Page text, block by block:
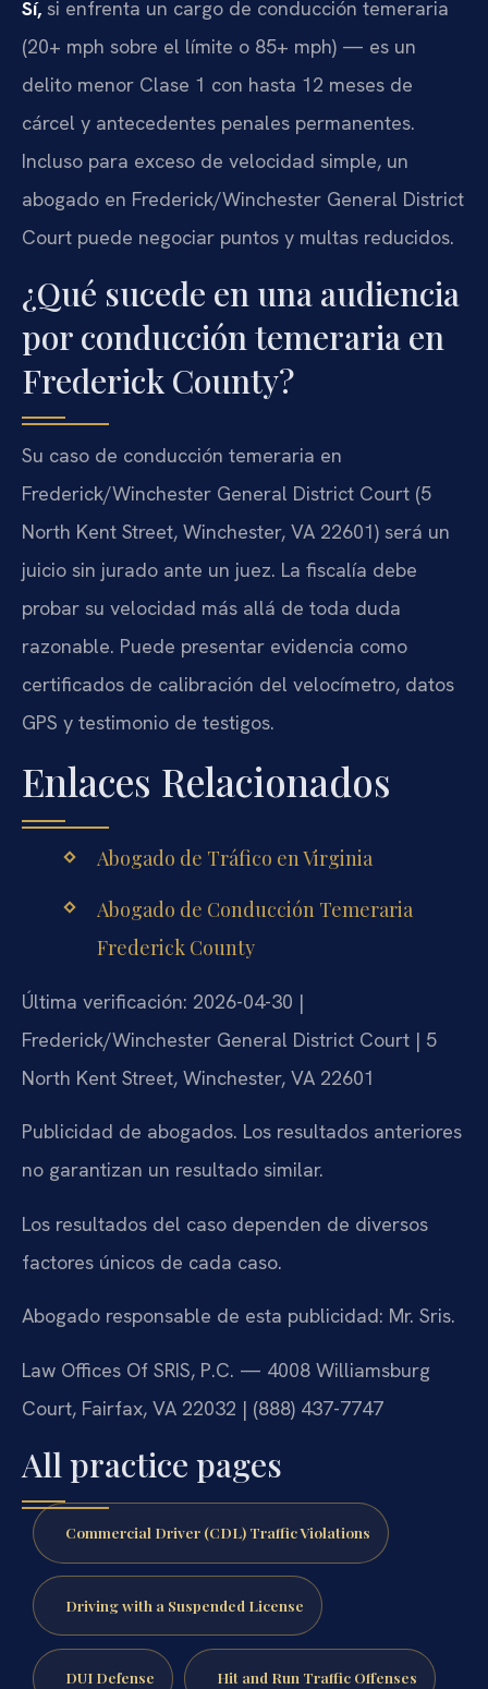
Sí, si enfrenta un cargo de conducción temeraria
(20+ mph sobre el límite o 85+ mph) — es un
delito menor Clase 1 con hasta 12 meses de
cárcel y antecedentes penales permanentes.
Incluso para exceso de velocidad simple, un
abogado en Frederick/Winchester General District
Court puede negociar puntos y multas reducidos.
¿Qué sucede en una audiencia
por conducción temeraria en
Frederick County?
Su caso de conducción temeraria en
Frederick/Winchester General District Court (5
North Kent Street, Winchester, VA 22601) será un
juicio sin jurado ante un juez. La fiscalía debe
probar su velocidad más allá de toda duda
razonable. Puede presentar evidencia como
certificados de calibración del velocímetro, datos
GPS y testimonio de testigos.
Enlaces Relacionados
Abogado de Tráfico en Virginia
Abogado de Conducción Temeraria
Frederick County
Última verificación: 2026-04-30 |
Frederick/Winchester General District Court | 5
North Kent Street, Winchester, VA 22601
Publicidad de abogados. Los resultados anteriores
no garantizan un resultado similar.
Los resultados del caso dependen de diversos
factores únicos de cada caso.
Abogado responsable de esta publicidad: Mr. Sris.
Law Offices Of SRIS, P.C. — 4008 Williamsburg
Court, Fairfax, VA 22032 | (888) 437-7747
All practice pages
Commercial Driver (CDL) Traffic Violations
Driving with a Suspended License
DUI Defense Hit and Run Traffic Offenses